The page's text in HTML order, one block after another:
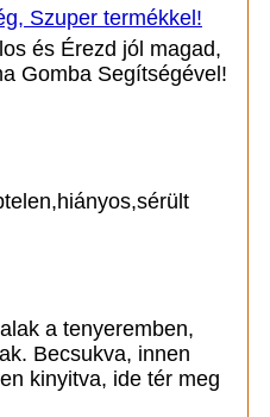
Szuper termékkel!
és Érezd jól magad,
Gomba Segítségével!
a tenyeremben,
Becsukva, innen
kinyitva, ide tér meg